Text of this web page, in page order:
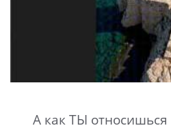
А как ТЫ